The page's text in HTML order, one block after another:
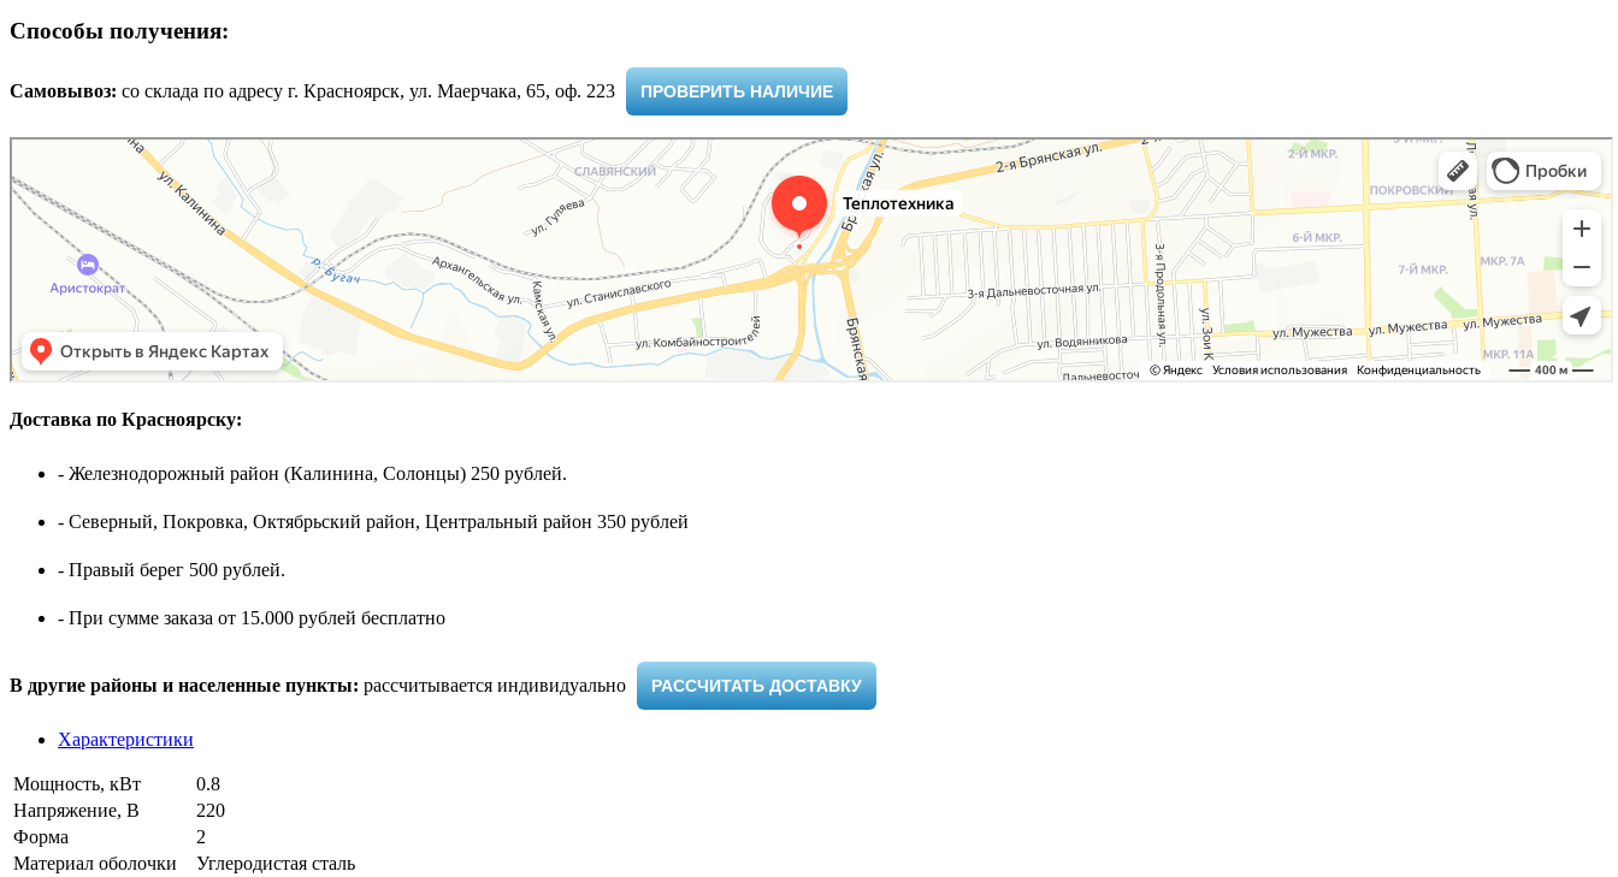
Способы получения:
Самовывоз: cо склада по адресу г. Красноярск, ул. Маерчака, 65, оф. 223 ​ ПРОВЕРИТЬ НАЛИЧИЕ
Доставка по Красноярску:
- Железнодорожный район (Калинина, Солонцы) 250 рублей.
- Северный, Покровка, Октябрьский район, Центральный район 350 рублей
- Правый берег 500 рублей.
- При сумме заказа от 15.000 рублей бесплатно
В другие районы и населенные пункты: рассчитывается индивидуально ​ РАССЧИТАТЬ ДОСТАВКУ
Характеристики
Мощность, кВт
0.8
Напряжение, В
220
Форма
2
Материал оболочки
Углеродистая сталь